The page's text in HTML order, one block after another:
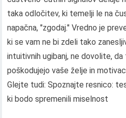
taka odločitev, ki temelji le na
napačna, "zgodaj." Vredno je
ki se vam ne bi zdeli tako
intuitivnih ugibanj, ne dovolite,
poškodujejo vaše želje in
Glejte tudi: Spoznajte resnico:
ki bodo spremenili miselnost